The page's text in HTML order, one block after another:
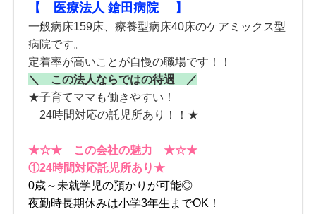
【 医療法人 鎗田病院 】
一般病床159床、療養型病床40床のケアミックス型
病院です。
定着率が高いことが自慢の職場です！！
＼ この法人ならではの待遇 ／
★子育てママも働きやすい！
24時間対応の託児所あり！！★
★☆★ この会社の魅力 ★☆★
①24時間対応託児所あり★
0歳～未就学児の預かりが可能◎
夜勤時長期休みは小学3年生までOK！